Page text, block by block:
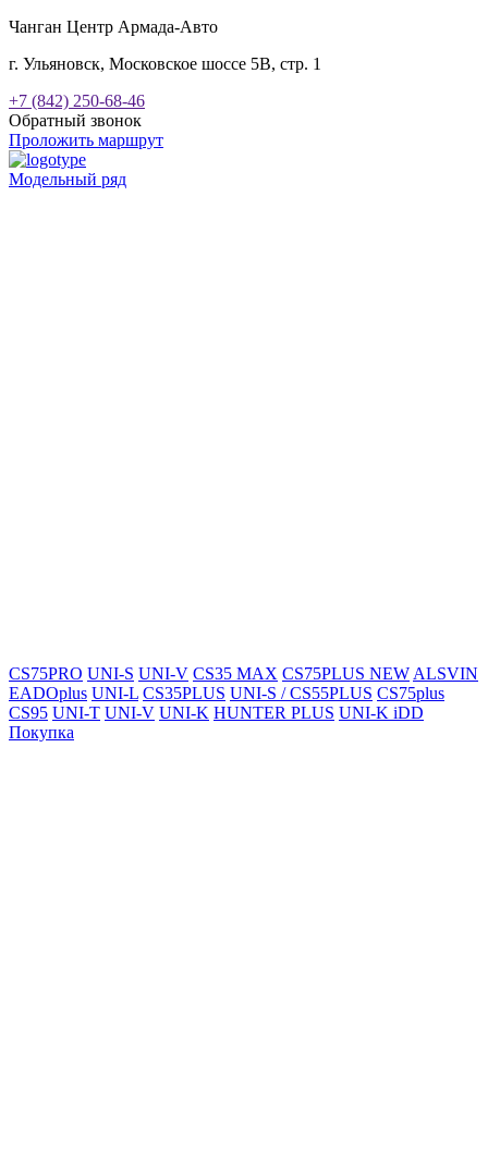
Чанган Центр Армада-Авто
г. Ульяновск, Московское шоссе 5В, стр. 1
+7 (842) 250-68-46
Обратный звонок
Проложить маршрут
Модельный ряд
CS75PRO UNI-S UNI-V CS35 MAX CS75PLUS NEW ALSVIN
EADOplus UNI-L CS35PLUS UNI-S / CS55PLUS CS75plus
CS95 UNI-T UNI-V UNI-K HUNTER PLUS UNI-K iDD
Покупка